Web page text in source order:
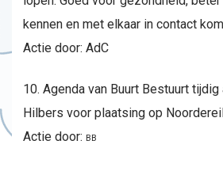
kennen en met elkaar in contact
Actie door: AdC
10. Agenda van Buurt Bestuurt
Hilbers voor plaatsing op
Actie door: BB